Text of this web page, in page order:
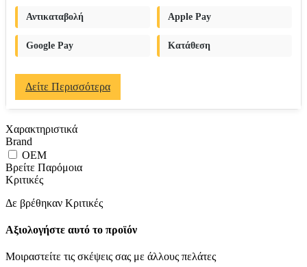
Αντικαταβολή Apple Pay
Google Pay Κατάθεση
Δείτε Περισσότερα
Χαρακτηριστικά
Brand
OEM
Βρείτε Παρόμοια
Κριτικές
Δε βρέθηκαν Κριτικές
Αξιολογήστε αυτό το προϊόν
Μοιραστείτε τις σκέψεις σας με άλλους πελάτες